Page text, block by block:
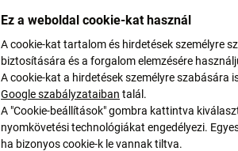
Ez a weboldal cookie-kat használ
A cookie-kat tartalom és hirdetések személyre
biztosítására és a forgalom elemzésére
A cookie-kat a hirdetések személyre
Google szabályzataiban talál.
A "Cookie-beállítások" gombra kattintva
nyomkövetési technológiákat engedélyezi.
ha bizonyos cookie-k le vannak tiltva.